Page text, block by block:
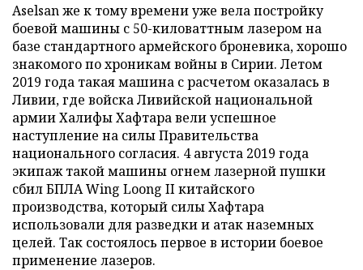
Aselsan же к тому времени уже вела постройку
боевой машины с 50-киловаттным лазером на
базе стандартного армейского броневика, хорошо
знакомого по хроникам войны в Сирии. Летом
2019 года такая машина с расчетом оказалась в
Ливии, где войска Ливийской национальной
армии Халифы Хафтара вели успешное
наступление на силы Правительства
национального согласия. 4 августа 2019 года
экипаж такой машины огнем лазерной пушки
сбил БПЛА Wing Loong II китайского
производства, который силы Хафтара
использовали для разведки и атак наземных
целей. Так состоялось первое в истории боевое
применение лазеров.